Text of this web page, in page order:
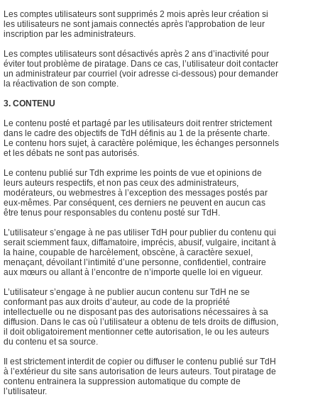
Les comptes utilisateurs sont supprimés 2 mois après leur création si
les utilisateurs ne sont jamais connectés après l'approbation de leur
inscription par les administrateurs.
Les comptes utilisateurs sont désactivés après 2 ans d’inactivité pour
éviter tout problème de piratage. Dans ce cas, l’utilisateur doit contacter
un administrateur par courriel (voir adresse ci-dessous) pour demander
la réactivation de son compte.
3. CONTENU
Le contenu posté et partagé par les utilisateurs doit rentrer strictement
dans le cadre des objectifs de TdH définis au 1 de la présente charte.
Le contenu hors sujet, à caractère polémique, les échanges personnels
et les débats ne sont pas autorisés.
Le contenu publié sur Tdh exprime les points de vue et opinions de
leurs auteurs respectifs, et non pas ceux des administrateurs,
modérateurs, ou webmestres à l’exception des messages postés par
eux-mêmes. Par conséquent, ces derniers ne peuvent en aucun cas
être tenus pour responsables du contenu posté sur TdH.
L’utilisateur s’engage à ne pas utiliser TdH pour publier du contenu qui
serait sciemment faux, diffamatoire, imprécis, abusif, vulgaire, incitant à
la haine, coupable de harcèlement, obscène, à caractère sexuel,
menaçant, dévoilant l’intimité d’une personne, confidentiel, contraire
aux mœurs ou allant à l’encontre de n’importe quelle loi en vigueur.
L’utilisateur s’engage à ne publier aucun contenu sur TdH ne se
conformant pas aux droits d’auteur, au code de la propriété
intellectuelle ou ne disposant pas des autorisations nécessaires à sa
diffusion. Dans le cas où l’utilisateur a obtenu de tels droits de diffusion,
il doit obligatoirement mentionner cette autorisation, le ou les auteurs
du contenu et sa source.
Il est strictement interdit de copier ou diffuser le contenu publié sur TdH
à l’extérieur du site sans autorisation de leurs auteurs. Tout piratage de
contenu entrainera la suppression automatique du compte de
l’utilisateur.